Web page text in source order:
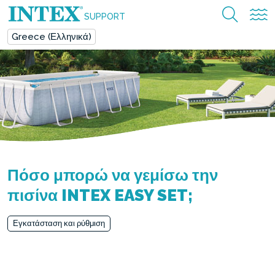
SUPPORT
Greece (Ελληνικά)
Πόσο μπορώ να γεμίσω την
πισίνα INTEX EASY SET;
Εγκατάσταση και ρύθμιση